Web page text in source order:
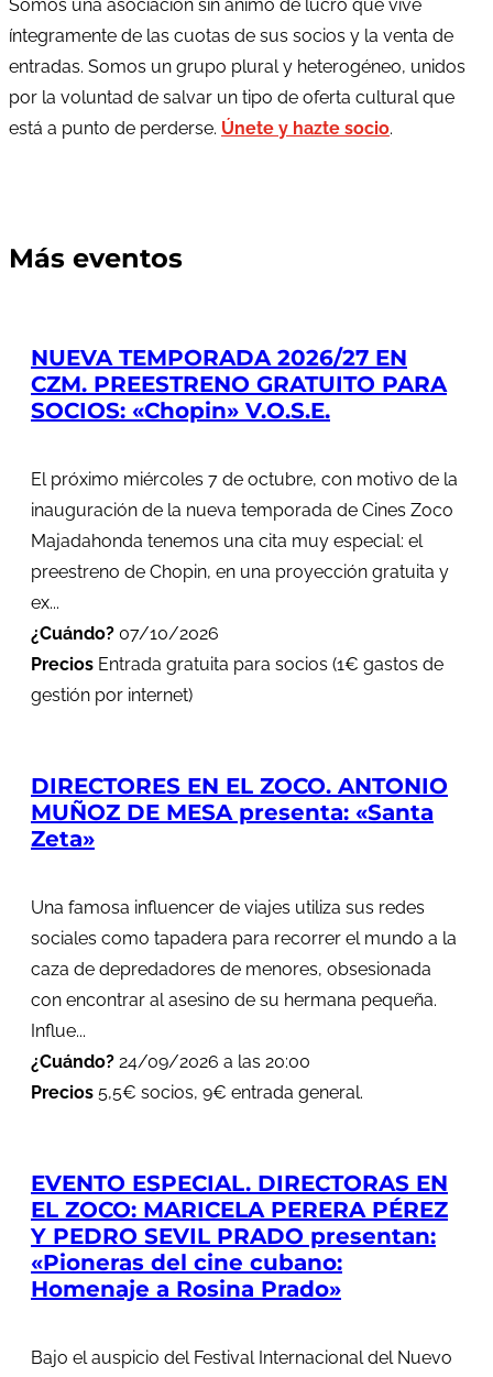
Somos una asociación sin ánimo de lucro que vive
íntegramente de las cuotas de sus socios y la venta de
entradas. Somos un grupo plural y heterogéneo, unidos
por la voluntad de salvar un tipo de oferta cultural que
está a punto de perderse. Únete y hazte socio.
Más eventos
NUEVA TEMPORADA 2026/27 EN
CZM. PREESTRENO GRATUITO PARA
SOCIOS: «Chopin» V.O.S.E.
El próximo miércoles 7 de octubre, con motivo de la
inauguración de la nueva temporada de Cines Zoco
Majadahonda tenemos una cita muy especial: el
preestreno de Chopin, en una proyección gratuita y
ex...
¿Cuándo? 07/10/2026
Precios Entrada gratuita para socios (1€ gastos de
gestión por internet)
DIRECTORES EN EL ZOCO. ANTONIO
MUÑOZ DE MESA presenta: «Santa
Zeta»
Una famosa influencer de viajes utiliza sus redes
sociales como tapadera para recorrer el mundo a la
caza de depredadores de menores, obsesionada
con encontrar al asesino de su hermana pequeña.
Influe...
¿Cuándo? 24/09/2026 a las 20:00
Precios 5,5€ socios, 9€ entrada general.
EVENTO ESPECIAL. DIRECTORAS EN
EL ZOCO: MARICELA PERERA PÉREZ
Y PEDRO SEVIL PRADO presentan:
«Pioneras del cine cubano:
Homenaje a Rosina Prado»
Bajo el auspicio del Festival Internacional del Nuevo